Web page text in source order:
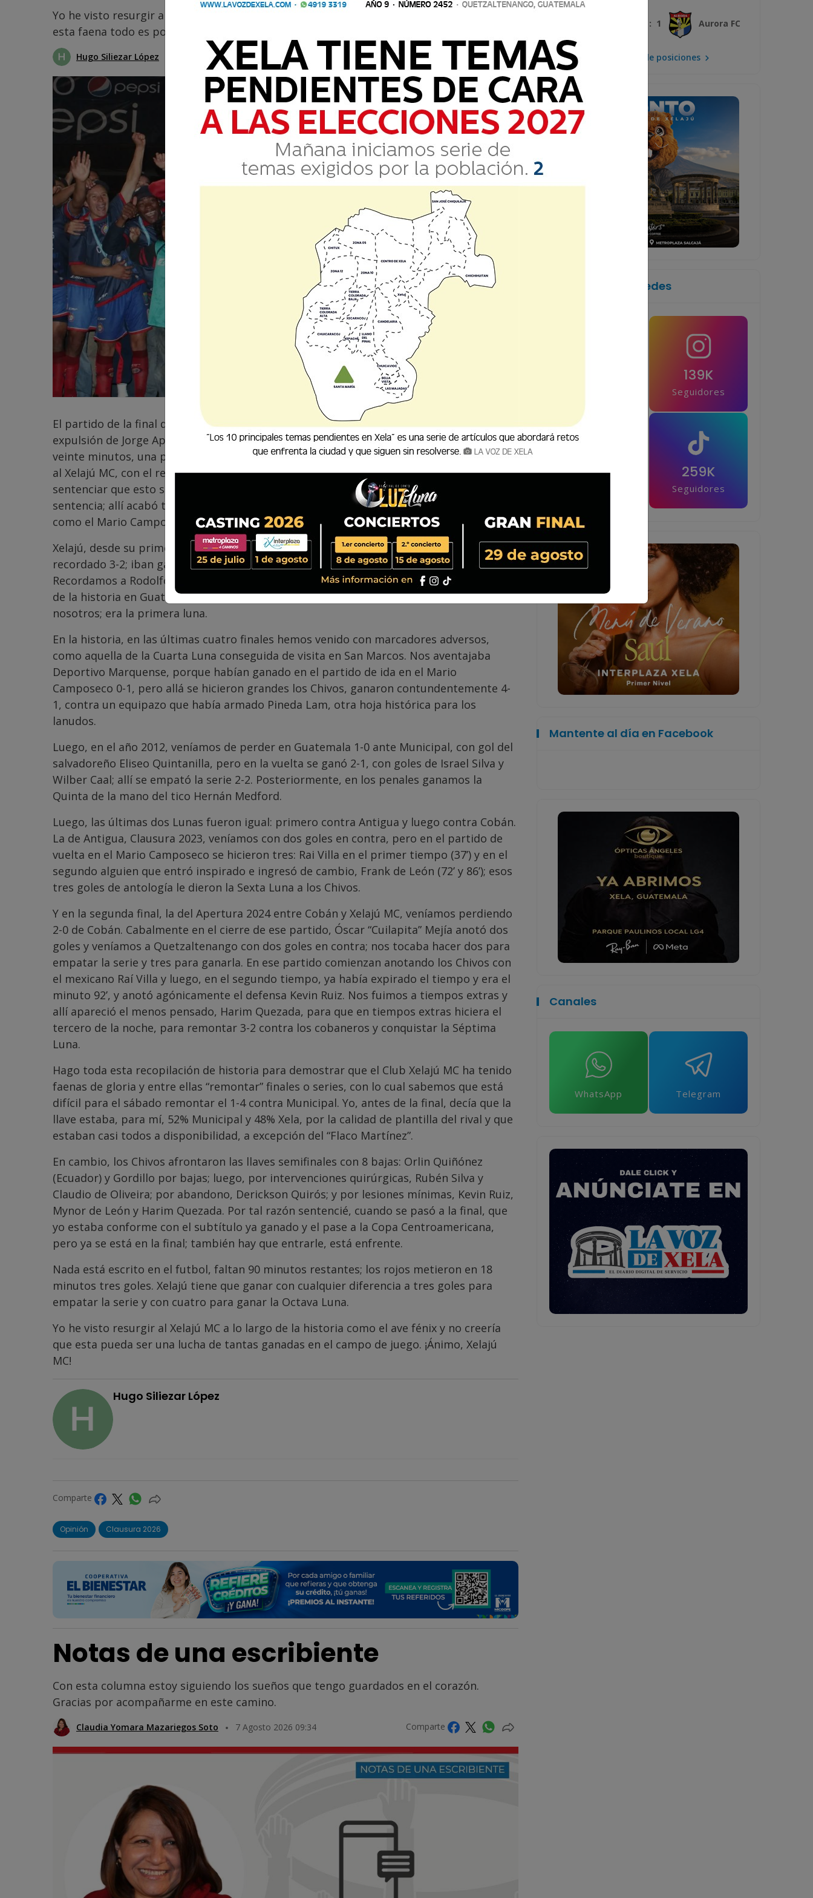
Yo he visto resurgir a través de la historia al Xelaju MC, con el resurgir del ave fénix y en
esta faena todo es posible, no hay que sentenciar que esto se ha acabado.
Hugo Siliezar López 18 Mayo 2026 15:56 Comparte
El partido de la final de ida, a los Superchivos se les cayó en el minuto 70, con la
expulsión de Jorge Aparicio y el gol en contra a partir de esa jugada; fueron tres goles en
veinte minutos, una parte para el olvido, pero yo he visto resurgir a través de la historia
al Xelajú MC, con el resurgir del ave fénix y en esta faena todo es posible. No hay que
sentenciar que esto se ha acabado; en el futbol, hasta que se pite el último minuto, se
sentencia; allí acabó todo. Ahora aún faltan 90 minutos y en un estadio que empuja
como el Mario Camposeco.
Xelajú, desde su primer título, impuso autoridad en el Estadio Mateo Flores, aquel
recordado 3-2; iban ganando 3-0. Fue aquel famoso partido del “fue y no fue gol”.
Recordamos a Rodolfo “Coco” Chávez Lizano, el tico que puso a Xelajú MC en lo más alto
de la historia en Guatemala, a los Chivos en ese momento imborrable para todos
nosotros; era la primera luna.
En la historia, en las últimas cuatro finales hemos venido con marcadores adversos,
como aquella de la Cuarta Luna conseguida de visita en San Marcos. Nos aventajaba
Deportivo Marquense, porque habían ganado en el partido de ida en el Mario
Camposeco 0-1, pero allá se hicieron grandes los Chivos, ganaron contundentemente 4-
1, contra un equipazo que había armado Pineda Lam, otra hoja histórica para los
lanudos.
Luego, en el año 2012, veníamos de perder en Guatemala 1-0 ante Municipal, con gol del
salvadoreño Eliseo Quintanilla, pero en la vuelta se ganó 2-1, con goles de Israel Silva y
Wilber Caal; allí se empató la serie 2-2. Posteriormente, en los penales ganamos la
Quinta de la mano del tico Hernán Medford.
Luego, las últimas dos Lunas fueron igual: primero contra Antigua y luego contra Cobán.
La de Antigua, Clausura 2023, veníamos con dos goles en contra, pero en el partido de
vuelta en el Mario Camposeco se hicieron tres: Rai Villa en el primer tiempo (37’) y en el
segundo alguien que entró inspirado e ingresó de cambio, Frank de León (72’ y 86’); esos
tres goles de antología le dieron la Sexta Luna a los Chivos.
Y en la segunda final, la del Apertura 2024 entre Cobán y Xelajú MC, veníamos perdiendo
2-0 de Cobán. Cabalmente en el cierre de ese partido, Óscar “Cuilapita” Mejía anotó dos
goles y veníamos a Quetzaltenango con dos goles en contra; nos tocaba hacer dos para
empatar la serie y tres para ganarla. En ese partido comienzan anotando los Chivos con
el mexicano Raí Villa y luego, en el segundo tiempo, ya había expirado el tiempo y era el
minuto 92’, y anotó agónicamente el defensa Kevin Ruiz. Nos fuimos a tiempos extras y
allí apareció el menos pensado, Harim Quezada, para que en tiempos extras hiciera el
tercero de la noche, para remontar 3-2 contra los cobaneros y conquistar la Séptima
Luna.
Hago toda esta recopilación de historia para demostrar que el Club Xelajú MC ha tenido
faenas de gloria y entre ellas “remontar” finales o series, con lo cual sabemos que está
difícil para el sábado remontar el 1-4 contra Municipal. Yo, antes de la final, decía que la
llave estaba, para mí, 52% Municipal y 48% Xela, por la calidad de plantilla del rival y que
estaban casi todos a disponibilidad, a excepción del “Flaco Martínez”.
En cambio, los Chivos afrontaron las llaves semifinales con 8 bajas: Orlin Quiñónez
(Ecuador) y Gordillo por bajas; luego, por intervenciones quirúrgicas, Rubén Silva y
Claudio de Oliveira; por abandono, Derickson Quirós; y por lesiones mínimas, Kevin Ruiz,
Mynor de León y Harim Quezada. Por tal razón sentencié, cuando se pasó a la final, que
yo estaba conforme con el subtítulo ya ganado y el pase a la Copa Centroamericana,
pero ya se está en la final; también hay que entrarle, está enfrente.
Nada está escrito en el futbol, faltan 90 minutos restantes; los rojos metieron en 18
minutos tres goles. Xelajú tiene que ganar con cualquier diferencia a tres goles para
empatar la serie y con cuatro para ganar la Octava Luna.
Yo he visto resurgir al Xelajú MC a lo largo de la historia como el ave fénix y no creería
que esta pueda ser una lucha de tantas ganadas en el campo de juego. ¡Ánimo, Xelajú
MC!
Hugo Siliezar López
Comparte
Opinión Clausura 2026
Notas de una escribiente
Con esta columna estoy siguiendo los sueños que tengo guardados en el corazón.
Gracias por acompañarme en este camino.
Claudia Yomara Mazariegos Soto 7 Agosto 2026 09:34 Comparte
3 : 1 Aurora FC
Mira la tabla de posiciones
Síguenos en las redes
139K
Seguidores
42.5K 259K
Seguidores
Mantente al día en Facebook
Canales
WhatsApp Telegram